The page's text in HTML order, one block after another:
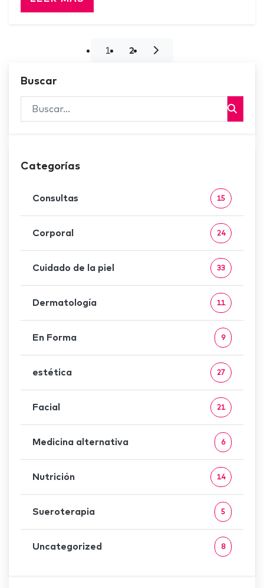
1 2
Buscar
Categorías
Consultas 15
Corporal 24
Cuidado de la piel 33
Dermatología 11
En Forma 9
estética 27
Facial 21
Medicina alternativa 6
Nutrición 14
Sueroterapia 5
Uncategorized 8